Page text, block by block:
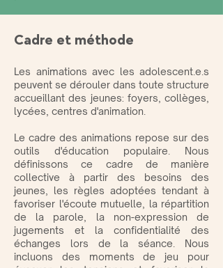
Cadre et méthode
Les animations avec les adolescent.e.s
peuvent se dérouler dans toute structure
accueillant des jeunes: foyers, collèges,
lycées, centres d'animation.
Le cadre des animations repose sur des
outils d'éducation populaire. Nous
définissons ce cadre de manière
collective à partir des besoins des
jeunes, les règles adoptées tendant à
favoriser l'écoute mutuelle, la répartition
de la parole, la non-expression de
jugements et la confidentialité des
échanges lors de la séance. Nous
incluons des moments de jeu pour